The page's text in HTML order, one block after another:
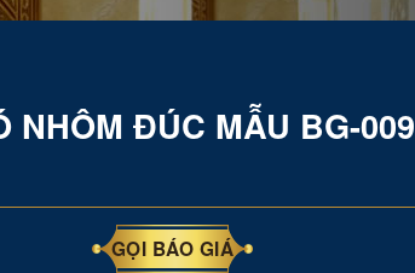
NHÔM ĐÚC MẪU BG-009
GỌI BÁO GIÁ